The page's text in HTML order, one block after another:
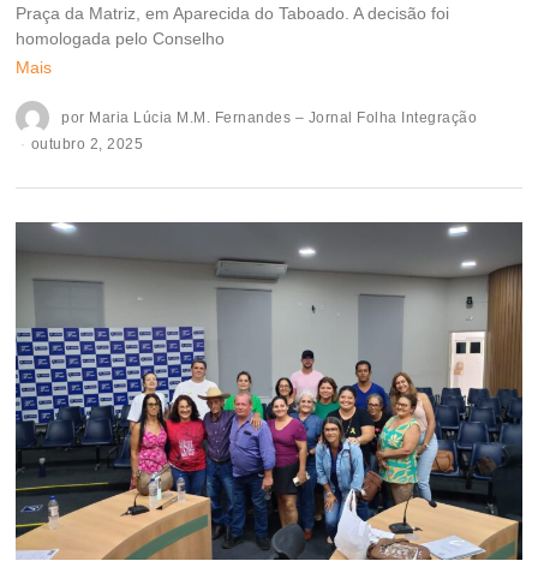
Praça da Matriz, em Aparecida do Taboado. A decisão foi
homologada pelo Conselho
Mais
por Maria Lúcia M.M. Fernandes – Jornal Folha Integração
outubro 2, 2025